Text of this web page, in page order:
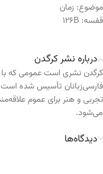
موضوع: زمان
قفسه: 126B
درباره نشر کرگدن
کرگدن نشری است عمومی که با
فارسی‌زبانان تأسیس شده
تجربی و هنر برای عموم
می‌شود.
دیدگاه‌ها